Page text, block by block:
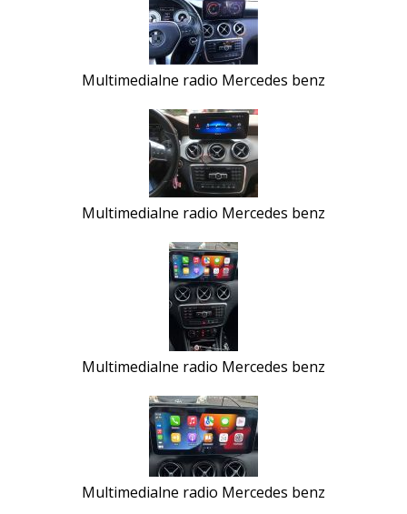
Multimedialne radio Mercedes benz
Multimedialne radio Mercedes benz
Multimedialne radio Mercedes benz
Multimedialne radio Mercedes benz